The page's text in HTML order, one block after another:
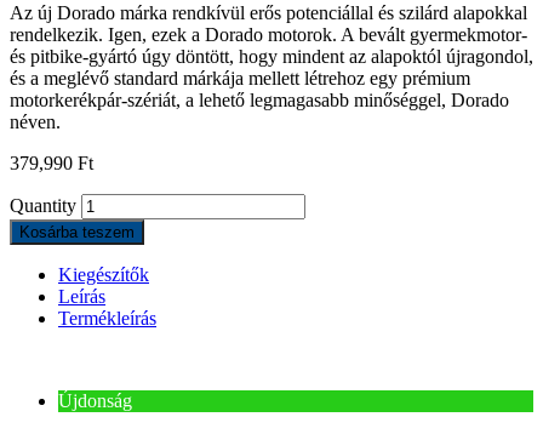
Az új Dorado márka rendkívül erős potenciállal és szilárd alapokkal
rendelkezik. Igen, ezek a Dorado motorok. A bevált gyermekmotor-
és pitbike-gyártó úgy döntött, hogy mindent az alapoktól újragondol,
és a meglévő standard márkája mellett létrehoz egy prémium
motorkerékpár-szériát, a lehető legmagasabb minőséggel, Dorado
néven.
379,990 Ft
Quantity
Kosárba teszem
Kiegészítők
Leírás
Termékleírás
Újdonság